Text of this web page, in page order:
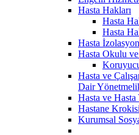
Hasta Hakları
Hasta
Hasta
Hasta
Hasta Okulu
Hasta ve
Dair
Hasta ve Hasta
Hastane Krokisi
Kurumsal